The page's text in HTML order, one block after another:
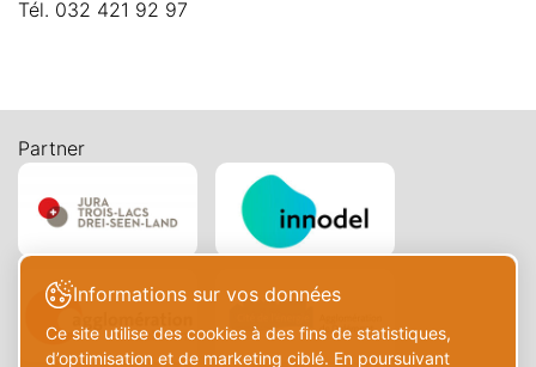
Tél. 032 421 92 97
Partner
Informations sur vos données
Ce site utilise des cookies à des fins de statistiques,
d’optimisation et de marketing ciblé. En poursuivant